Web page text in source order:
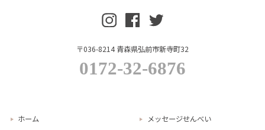
〒036-8214 青森県弘前市新寺町32
0172-32-6876
ホーム
メッセージせんべい